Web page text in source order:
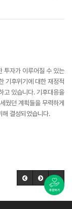
투자가 이루어질 수 있는
기후위기에 대한 재정적
고 있습니다. 기후대응을
웠던 계획들을 무력하게
해 결성되었습니다.